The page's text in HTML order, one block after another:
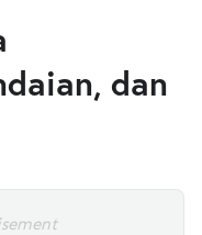
dan